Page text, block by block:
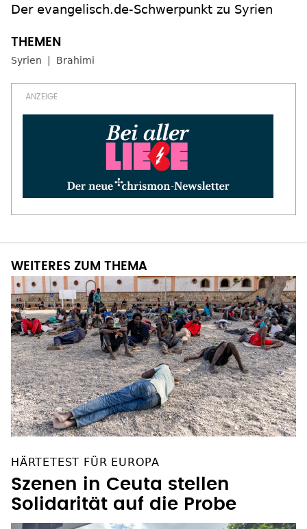
Der evangelisch.de-Schwerpunkt zu Syrien
Syrien Brahimi
WEITERES ZUM THEMA
HÄRTETEST FÜR EUROPA
Szenen in Ceuta stellen
Solidarität auf die Probe